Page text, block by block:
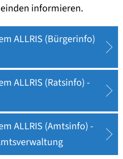
informieren.
ALLRIS (Bürgerinfo)
ALLRIS (Ratsinfo) -
ALLRIS (Amtsinfo) -